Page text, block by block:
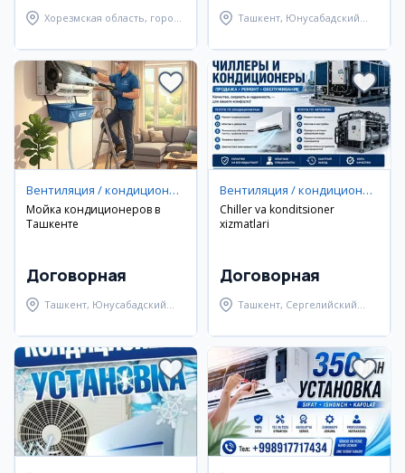
Хорезмская область, город
Ташкент, Юнусабадский
Вентиляция / кондиционирование
Мойка кондиционеров в
Ташкенте
Договорная
Ташкент, Юнусабадский
Вентиляция / кондиционирование
Chiller va konditsioner
xizmatlari
Договорная
Ташкент, Сергелийский